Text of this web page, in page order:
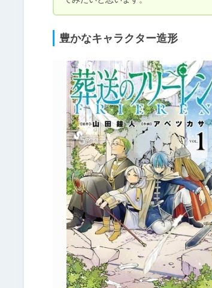
豊かなキャラクター造形